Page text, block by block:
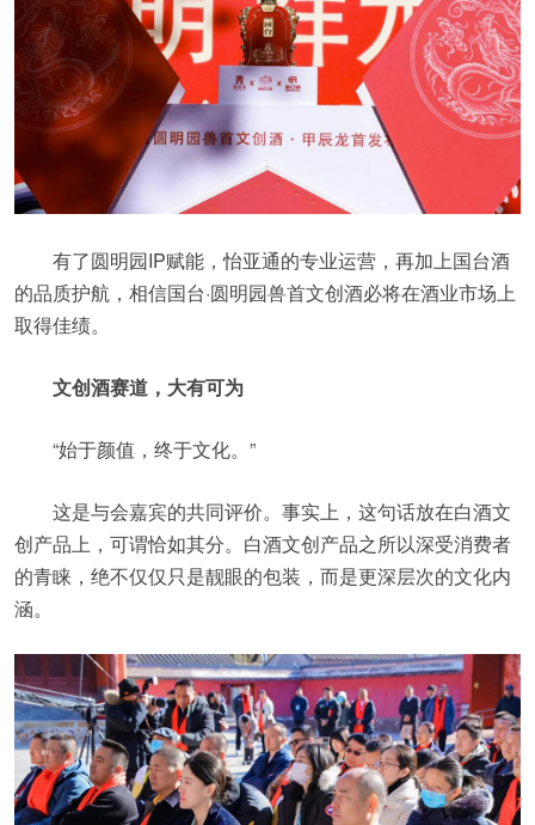
有了圆明园IP赋能，怡亚通的专业运营，再加上国台酒
的品质护航，相信国台·圆明园兽首文创酒必将在酒业市场上
取得佳绩。
文创酒赛道，大有可为
“始于颜值，终于文化。”
这是与会嘉宾的共同评价。事实上，这句话放在白酒文
创产品上，可谓恰如其分。白酒文创产品之所以深受消费者
的青睐，绝不仅仅只是靓眼的包装，而是更深层次的文化内
涵。